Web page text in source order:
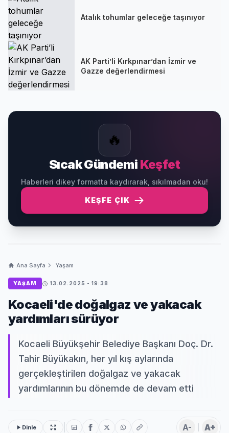
Atalık tohumlar geleceğe taşınıyor
AK Parti’li Kırkpınar’dan İzmir ve
Gazze değerlendirmesi
🔥
Sıcak Gündemi Keşfet
Haberleri dikey formatta kaydırarak, sıkılmadan oku!
KEŞFE ÇIK
Ana Sayfa Yaşam
YAŞAM 13.02.2025 - 19:38
Kocaeli'de doğalgaz ve yakacak
yardımları sürüyor
Kocaeli Büyükşehir Belediye Başkanı Doç. Dr.
Tahir Büyükakın, her yıl kış aylarında
gerçekleştirilen doğalgaz ve yakacak
yardımlarının bu dönemde de devam etti
Dinle A- A+